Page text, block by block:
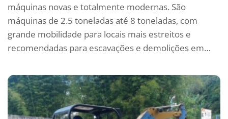
máquinas novas e totalmente modernas. São
máquinas de 2.5 toneladas até 8 toneladas, com
grande mobilidade para locais mais estreitos e
recomendadas para escavações e demolições em…